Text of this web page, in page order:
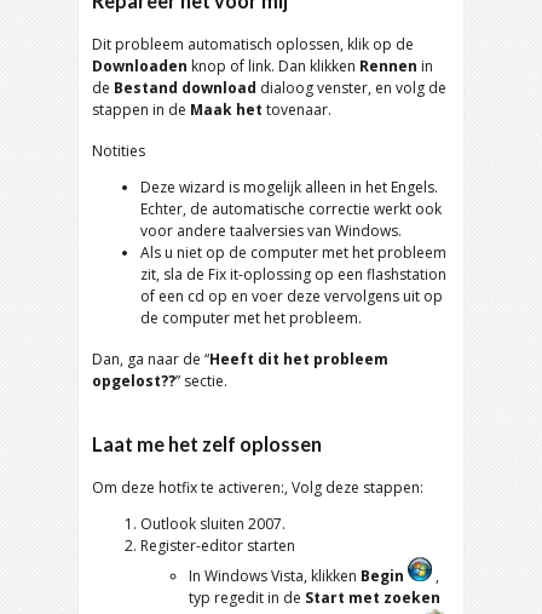
Dit probleem automatisch oplossen, klik op de
Downloaden knop of link. Dan klikken Rennen in
de Bestand download dialoog venster, en volg de
stappen in de Maak het tovenaar.
Notities
Deze wizard is mogelijk alleen in het Engels.
Echter, de automatische correctie werkt ook
voor andere taalversies van Windows.
Als u niet op de computer met het probleem
zit, sla de Fix it-oplossing op een flashstation
of een cd op en voer deze vervolgens uit op
de computer met het probleem.
Dan, ga naar de “Heeft dit het probleem
opgelost??” sectie.
Laat me het zelf oplossen
Om deze hotfix te activeren:, Volg deze stappen:
Outlook sluiten 2007.
Register-editor starten
In Windows Vista, klikken Begin
,
typ regedit in de Start met zoeken